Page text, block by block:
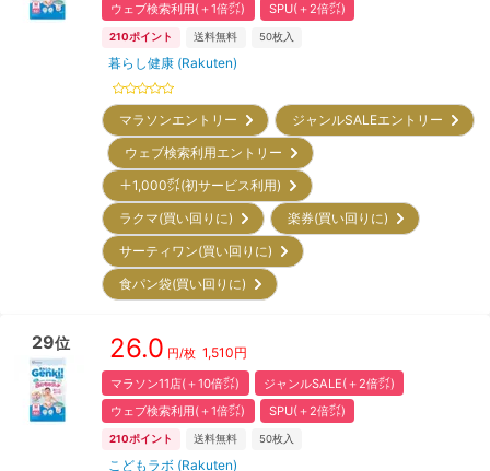
ウェブ検索利用(＋1倍㌽)
SPU(＋2倍㌽)
210ポイント 送料無料 50枚入
暮らし健康 (Rakuten)
マラソンエントリー
ジャンルSALEエントリー
ウェブ検索利用エントリー
＋1,000㌽(初サービス利用)
ラクマ(買い回りに)
楽券(買い回りに)
サーティワン(買い回りに)
食パン袋(買い回りに)
29位 26.0 円/枚 1,510円
マラソン11店(＋10倍㌽)
ジャンルSALE(＋2倍㌽)
ウェブ検索利用(＋1倍㌽)
SPU(＋2倍㌽)
210ポイント 送料無料 50枚入
こどもラボ (Rakuten)